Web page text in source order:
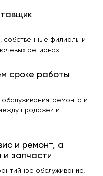
собственные филиалы и
регионах.
сроке работы
ремонта и
продажей и
и ремонт, а
и запчасти
обслуживание,